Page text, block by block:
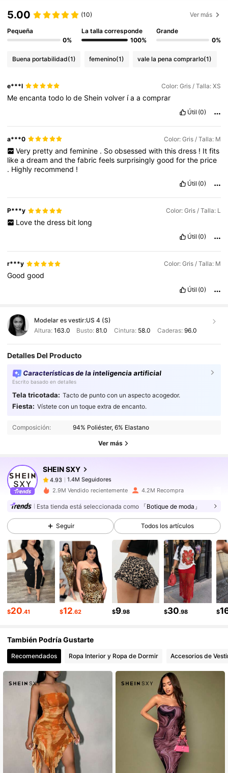
5.00 (10) Ver más
Pequeña
0%
La talla corresponde
100%
Grande
0%
Buena portabilidad(1) femenino(1) vale la pena comprarlo(1)
e***l Color: Gris / Talla: XS
Meencantatodo lode Sheinvolver íaacomprar
Útil (0)
a***0 Color: Gris / Talla: M
Very pretty and feminine . So obsessed with this dress ! It fits
likeadreamandthefabricfeelssurprisinglygoodforthe price
. Highly recommend !
Útil (0)
P***y Color: Gris / Talla: L
Love the dress bit long
Útil (0)
r***y Color: Gris / Talla: M
Goodgood
Útil (0)
Modelar es vestir:US 4 (S)
Altura: 163.0 Busto:81.0 Cintura: 58.0 Caderas: 96.0
Detalles Del Producto
Características de la inteligencia artificial
Escrito basado en detalles
Tela tricotada: Tacto de punto con un aspecto acogedor.
Fiesta: Vístete con un toque extra de encanto.
Composición: 94% Poliéster, 6% Elastano
Ver más
SHEIN SXY
4.93
4.93
1.4M Seguidores
m***rseguidoHace 1 horas
4.93
1.4M Seguidores
4.93 1.4M Seguidores
4.93 1.4M Seguidores
4.93 1.4M Seguidores
4.93 1.4M Seguidores
4.93 1.4M Seguidores
2.9M Vendido recientemente 4.2M Recompra
Esta tienda está seleccionada como 「Botique de moda」
Seguir Todos los artículos
$20.41 $12.62 $9.98 $30.98 $
También Podría Gustarte
Recomendados Ropa Interior y Ropa de Dormir Accesorios de